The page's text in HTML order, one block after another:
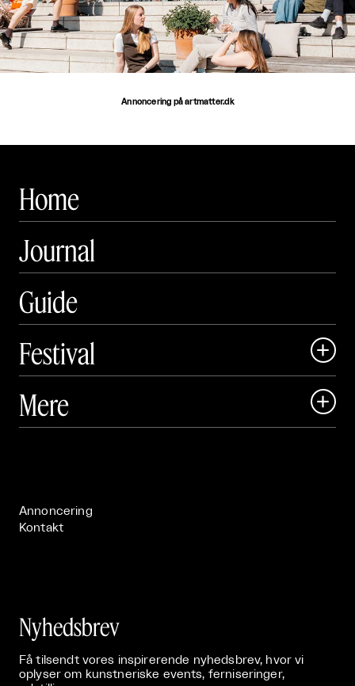
Annoncering på artmatter.dk
Home
Journal
Guide
Festival

 Art Matter Festival
Mere 
Annoncering
Kontakt
Nyhedsbrev
Få tilsendt vores inspirerende nyhedsbrev, hvor vi
oplyser om kunstneriske events, ferniseringer,